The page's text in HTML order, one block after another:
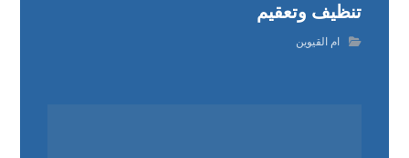
تنظيف وتعقيم
ام القيوين